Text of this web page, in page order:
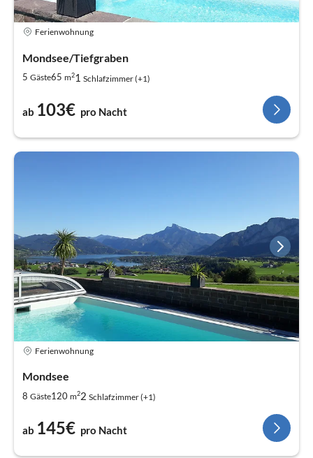
Ferienwohnung
Mondsee/Tiefgraben
5 Gäste65 m21 Schlafzimmer (+1)
ab 103€ pro Nacht
Ferienwohnung
Mondsee
8 Gäste120 m22 Schlafzimmer (+1)
ab 145€ pro Nacht